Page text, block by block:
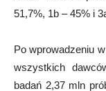
51,7%, 1b – 45% i
Po wprowadzeniu
wszystkich
badań 2,37 mln